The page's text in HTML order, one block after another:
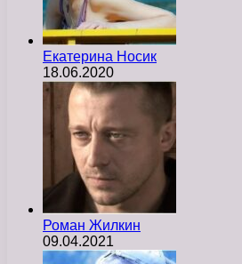
Екатерина Носик
18.06.2020
Роман Жилкин
09.04.2021